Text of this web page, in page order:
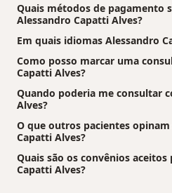
Quais métodos de pagamento
Alessandro Capatti Alves?
Em quais idiomas Alessandro
Como posso marcar uma
Capatti Alves?
Quando poderia me consultar
Alves?
O que outros pacientes
Capatti Alves?
Quais são os convênios aceitos
Capatti Alves?